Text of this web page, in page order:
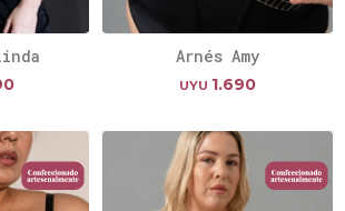
Arnés Amy
UYU 1.690